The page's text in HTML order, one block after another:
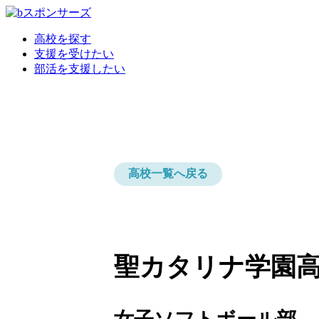
高校を探す
支援を受けたい
部活を支援したい
高校一覧へ戻る
聖カタリナ学園